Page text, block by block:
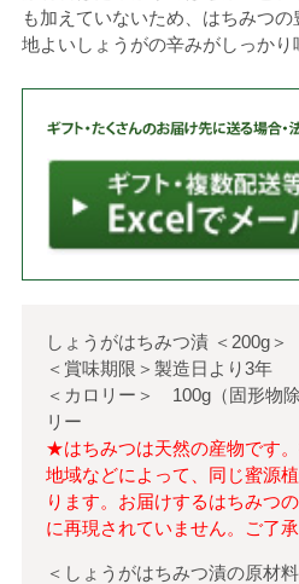
も加えていないため、はちみつ
地よいしょうがの辛みがしっかり
しょうがはちみつ漬＜ 200g＞
＜賞味期限＞製造日より3年
＜カロリー＞ 100g（固形物
リー
★はちみつは天然の産物です
地域などによって、同じ蜜源
ります。お届けするはちみつ
に再現されていません。ご了承
＜しょうがはちみつ漬の原材